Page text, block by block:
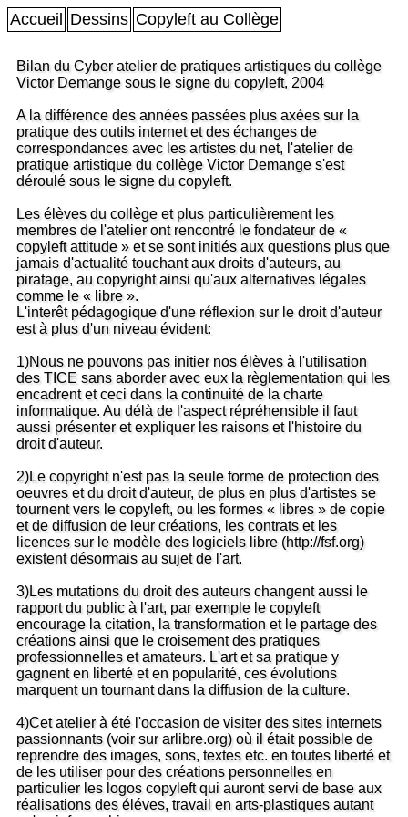
Accueil Dessins Copyleft au Collège
Bilan du Cyber atelier de pratiques artistiques du collège
Victor Demange sous le signe du copyleft, 2004
A la différence des années passées plus axées sur la
pratique des outils internet et des échanges de
correspondances avec les artistes du net, l'atelier de
pratique artistique du collège Victor Demange s'est
déroulé sous le signe du copyleft.
Les élèves du collège et plus particulièrement les
membres de l'atelier ont rencontré le fondateur de «
copyleft attitude » et se sont initiés aux questions plus que
jamais d'actualité touchant aux droits d'auteurs, au
piratage, au copyright ainsi qu'aux alternatives légales
comme le « libre ».
L'interêt pédagogique d'une réflexion sur le droit d'auteur
est à plus d'un niveau évident:
1)Nous ne pouvons pas initier nos élèves à l'utilisation
des TICE sans aborder avec eux la règlementation qui les
encadrent et ceci dans la continuité de la charte
informatique. Au délà de l'aspect répréhensible il faut
aussi présenter et expliquer les raisons et l'histoire du
droit d'auteur.
2)Le copyright n'est pas la seule forme de protection des
oeuvres et du droit d'auteur, de plus en plus d'artistes se
tournent vers le copyleft, ou les formes « libres » de copie
et de diffusion de leur créations, les contrats et les
licences sur le modèle des logiciels libre (http://fsf.org)
existent désormais au sujet de l'art.
3)Les mutations du droit des auteurs changent aussi le
rapport du public à l'art, par exemple le copyleft
encourage la citation, la transformation et le partage des
créations ainsi que le croisement des pratiques
professionnelles et amateurs. L'art et sa pratique y
gagnent en liberté et en popularité, ces évolutions
marquent un tournant dans la diffusion de la culture.
4)Cet atelier à été l'occasion de visiter des sites internets
passionnants (voir sur arlibre.org) où il était possible de
reprendre des images, sons, textes etc. en toutes liberté et
de les utiliser pour des créations personnelles en
particulier les logos copyleft qui auront servi de base aux
réalisations des éléves, travail en arts-plastiques autant